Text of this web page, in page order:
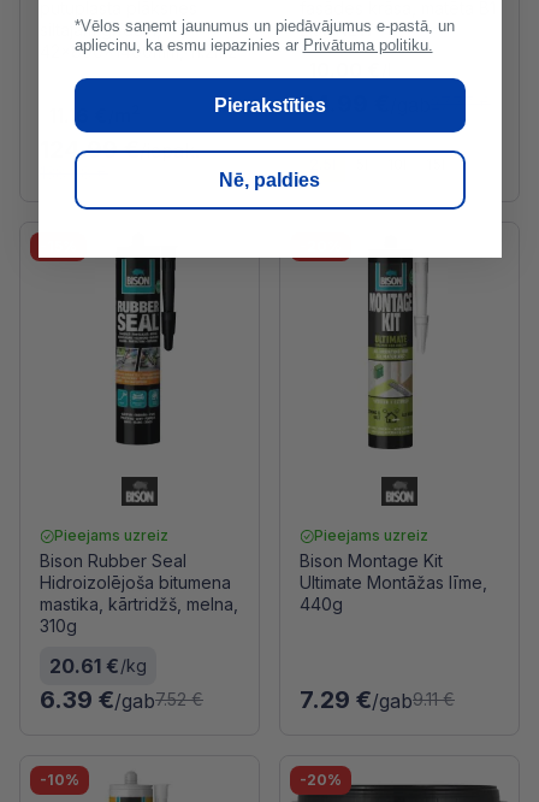
siltajām grīdām,
42x800x1400mm, 11.2m2
124.99 €/iepak.
2.5L NEW
24.99 €
Pieejams uzreiz
Bison Rubber Seal
Hidroizolējoša bitumena
mastika, kārtridžš, melna,
310g
20.61 €/kg
6.39 €/gab7.52 €
Pieejams uzreiz
Bison Montage Kit
Ultimate Montāžas līme,
440g
7.29 €/gab9.11 €
-10% -20%
*Vēlos saņemt jaunumus un piedāvājumus e-pastā, un
apliecinu, ka esmu iepazinies ar Privātuma politiku.
Pierakstīties
Nē, paldies